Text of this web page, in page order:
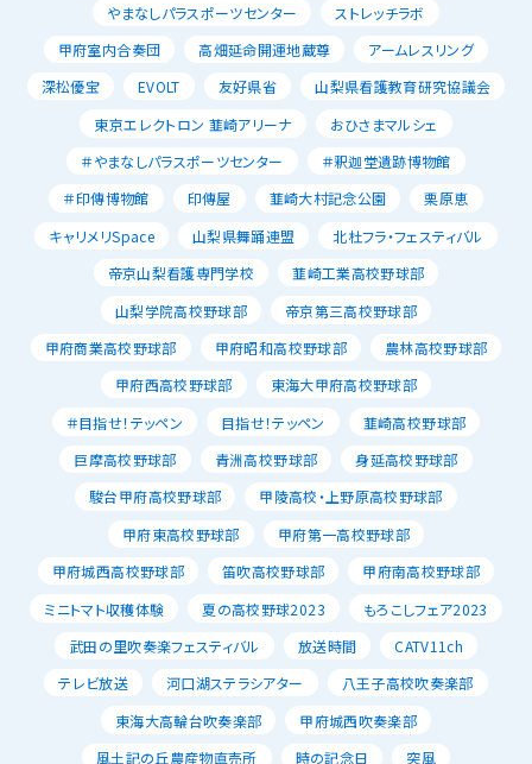
やまなしパラスポーツセンター
ストレッチラボ
甲府室内合奏団
高畑延命開運地蔵尊
アームレスリング
深松優宝
EVOLT 友好県省
山梨県看護教育研究協議会
東京エレクトロン 韮崎アリーナ
おひさまマルシェ
＃やまなしパラスポーツセンター
＃釈迦堂遺跡博物館
＃印傳博物館
印傳屋 韮崎大村記念公園
栗原恵
キャリメリSpace
山梨県舞踊連盟
北杜フラ・フェスティバル
帝京山梨看護専門学校
韮崎工業高校野球部
山梨学院高校野球部
帝京第三高校野球部
甲府商業高校野球部
甲府昭和高校野球部
農林高校野球部
甲府西高校野球部
東海大甲府高校野球部
＃目指せ！テッペン
目指せ！テッペン
韮崎高校野球部
巨摩高校野球部
青洲高校野球部
身延高校野球部
駿台甲府高校野球部
甲陵高校・上野原高校野球部
甲府東高校野球部
甲府第一高校野球部
甲府城西高校野球部
笛吹高校野球部
甲府南高校野球部
ミニトマト収穫体験
夏の高校野球2023
もろこしフェア2023
武田の里吹奏楽フェスティバル
放送時間
CATV11ch
テレビ放送
河口湖ステラシアター
八王子高校吹奏楽部
東海大高輪台吹奏楽部
甲府城西吹奏楽部
風土記の丘農産物直売所
時の記念日
突風